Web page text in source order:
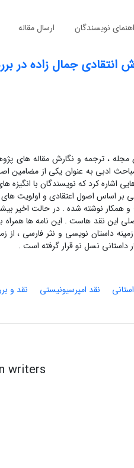
نویسندگان ارسال مقاله
انتقادی جمال زاده در
مجله ، ترجمه و نگارش مقاله های
ادبی به عنوان یکی از مضامین
اشاره کرد که نویسندگان با انگیزه
بر اساس اصول اعتقادی و اولویت
همکار نوشته شده . در حالت اخیر
نقد هاست . این نامه ها همراه با
داستان نویسی و نثر فارسی ، از
داستانی نسل نو قرار گرفته است .
نقد امپرسیونیستی
نقد و
writers